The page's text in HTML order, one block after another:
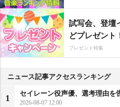
試写会、登壇
どプレゼント
プレゼント特集
ニュース記事アクセスランキング
1
セイレーン役声優、選考理由を
2026-08-07 12:00